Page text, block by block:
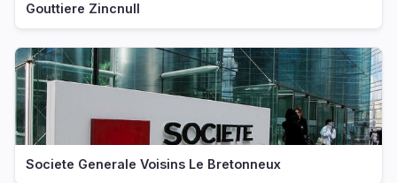
Gouttiere Zincnull
Societe Generale Voisins Le Bretonneux